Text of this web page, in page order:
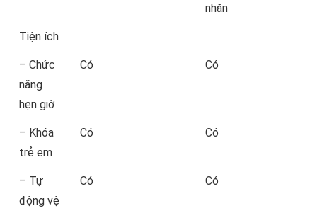
nhăn
Tiện ích
– Chức
năng
hẹn giờ
Có Có
– Khóa
trẻ em
Có Có
– Tự
động vệ
Có Có